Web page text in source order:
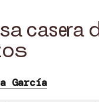
casera
García